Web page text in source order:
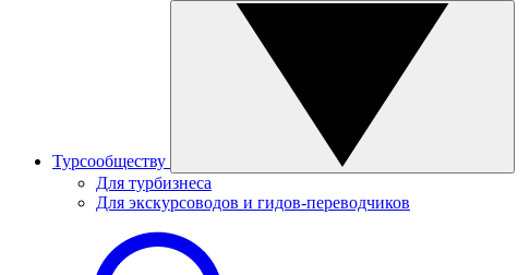
Турсообществу
Для турбизнеса
Для экскурсоводов и гидов-переводчиков